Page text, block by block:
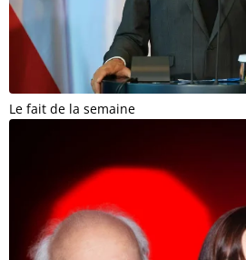
Le fait de la semaine